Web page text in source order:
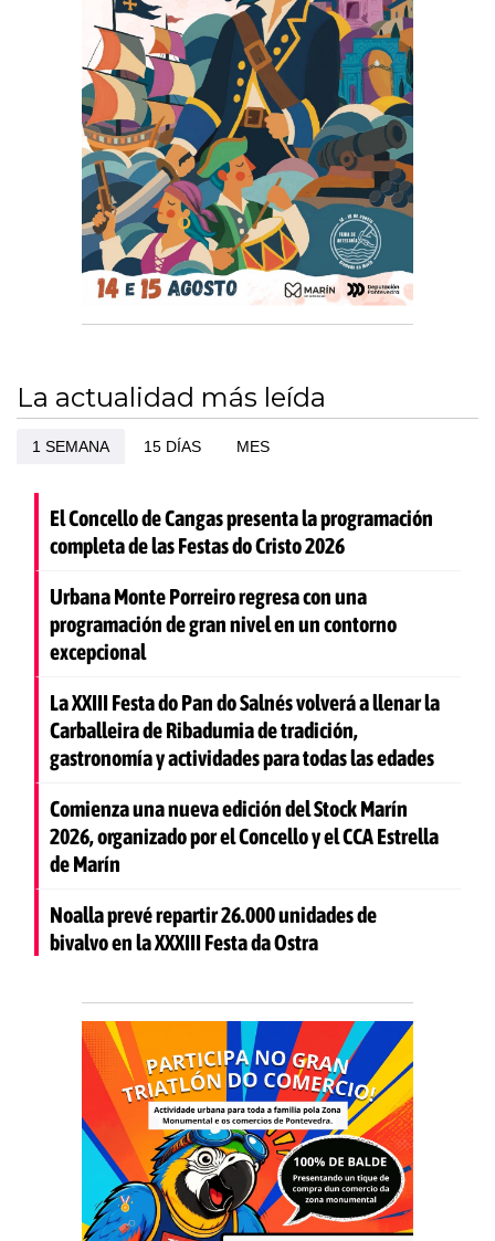
La actualidad más leída
1 SEMANA 15 DÍAS MES
El Concello de Cangas presenta la programación
completa de las Festas do Cristo 2026
Urbana Monte Porreiro regresa con una
programación de gran nivel en un contorno
excepcional
La XXIII Festa do Pan do Salnés volverá a llenar la
Carballeira de Ribadumia de tradición,
gastronomía y actividades para todas las edades
Comienza una nueva edición del Stock Marín
2026, organizado por el Concello y el CCA Estrella
de Marín
Noalla prevé repartir 26.000 unidades de
bivalvo en la XXXIII Festa da Ostra